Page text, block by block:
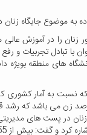
به موضوع
حضور زنان را در
تبادل تجربیات و رفع